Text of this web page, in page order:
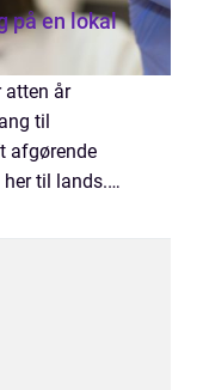
på en lokal
atten år
til
afgørende
til lands.